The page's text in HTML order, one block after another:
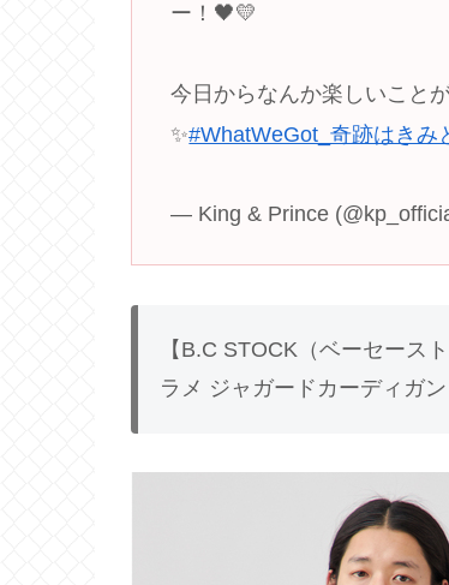
ー！🖤💛
今日からなんか楽しいこと
✨#WhatWeGot_奇跡はきみ
— King & Prince
【B.C STOCK（ベーセースト
ラメ ジャガードカーディガン